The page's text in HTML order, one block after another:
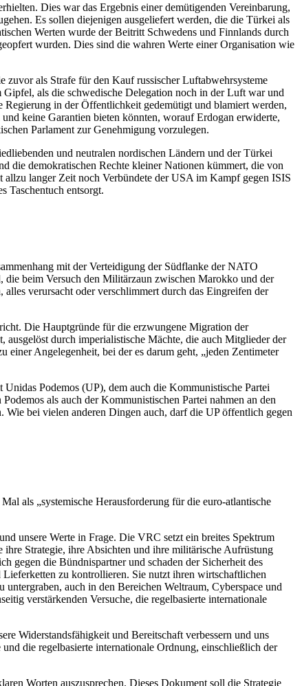
Dies war das Ergebnis einer demütigenden Vereinbarung,
Es sollen diejenigen ausgeliefert werden, die die Türkei als
Werten wurde der Beitritt Schwedens und Finnlands durch
wurden. Dies sind die wahren Werte einer Organisation wie
als Strafe für den Kauf russischer Luftabwehrsysteme
als die schwedische Delegation noch in der Luft war und
Regierung in der Öffentlichkeit gedemütigt und blamiert werden,
keine Garantien bieten könnten, worauf Erdogan erwiderte,
Parlament zur Genehmigung vorzulegen.
und neutralen nordischen Ländern und der Türkei
die demokratischen Rechte kleiner Nationen kümmert, die von
langer Zeit noch Verbündete der USA im Kampf gegen ISIS
Taschentuch entsorgt.
mit der Verteidigung der Südflanke der NATO
die beim Versuch den Militärzaun zwischen Marokko und der
verursacht oder verschlimmert durch das Eingreifen der
Die Hauptgründe für die erzwungene Migration der
durch imperialistische Mächte, die auch Mitglieder der
Angelegenheit, bei der es darum geht, „jeden Zentimeter
Podemos (UP), dem auch die Kommunistische Partei
als auch der Kommunistischen Partei nahmen an den
bei vielen anderen Dingen auch, darf die UP öffentlich gegen
als „systemische Herausforderung für die euro-atlantische
unsere Werte in Frage. Die VRC setzt ein breites Spektrum
Strategie, ihre Absichten und ihre militärische Aufrüstung
die Bündnispartner und schaden der Sicherheit des
zu kontrollieren. Sie nutzt ihren wirtschaftlichen
auch in den Bereichen Weltraum, Cyberspace und
verstärkenden Versuche, die regelbasierte internationale
Widerstandsfähigkeit und Bereitschaft verbessern und uns
die regelbasierte internationale Ordnung, einschließlich der
Worten auszusprechen. Dieses Dokument soll die Strategie